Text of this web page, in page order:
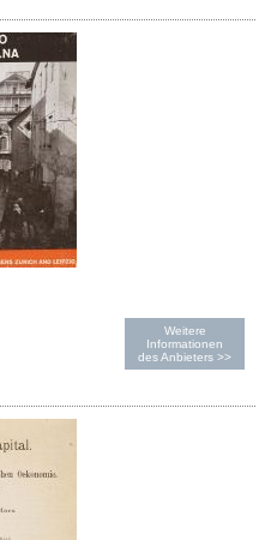
Weitere
Informationen
des Anbieters >>